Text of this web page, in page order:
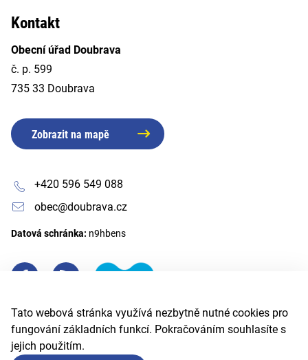
Tato webová stránka využívá nezbytně nutné cookies pro
fungování základních funkcí. Pokračováním souhlasíte s
jejich použitím.
Kontakt
Obecní úřad Doubrava
č. p. 599
735 33 Doubrava
Zobrazit na mapě
+420 596 549 088
obec@doubrava.cz
Datová schránka: n9hbens